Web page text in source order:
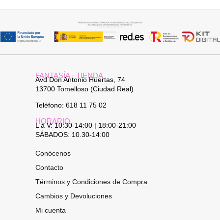
FANTASÍA - TIENDA
Avd Don Antonio Huertas, 74
13700 Tomelloso (Ciudad Real)
Teléfono: 618 11 75 02
HORARIO
L a V: 10:30-14:00 | 18:00-21:00
SÁBADOS: 10.30-14:00
Conócenos
Contacto
Términos y Condiciones de Compra
Cambios y Devoluciones
Mi cuenta